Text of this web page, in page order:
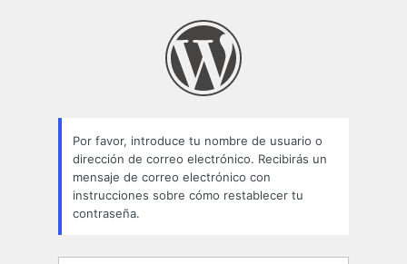
Por favor, introduce tu nombre de usuario o
dirección de correo electrónico. Recibirás un
mensaje de correo electrónico con
instrucciones sobre cómo restablecer tu
contraseña.